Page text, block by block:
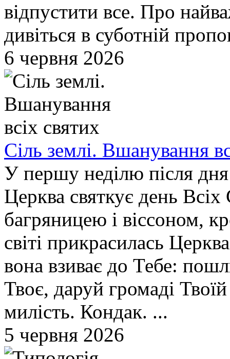
відпустити все. Про
дивіться в суботній
6 червня 2026
Сіль землі. Вшанування
У першу неділю після
Церква святкує день
багряницею і віссоном,
світі прикрасилась
вона взиває до Тебе:
Твоє, даруй громаді
милість. Кондак. ...
5 червня 2026